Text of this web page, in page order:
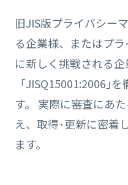
旧JIS版プライバシー
る企業様、またはプ
に新しく挑戦される
「JISQ15001:2006｣
す。 実際に審査にあ
え、取得･更新に密着
ます。